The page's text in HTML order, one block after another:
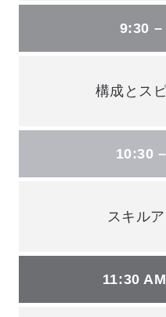
9:30 –
構成とス
10:30
スキル
11:30